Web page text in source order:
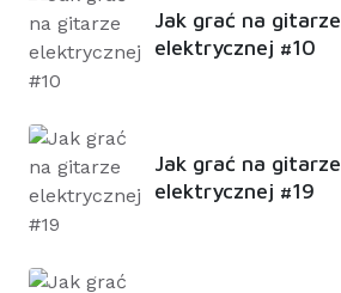
Jak grać na gitarze
elektrycznej #10
Jak grać na gitarze
elektrycznej #19